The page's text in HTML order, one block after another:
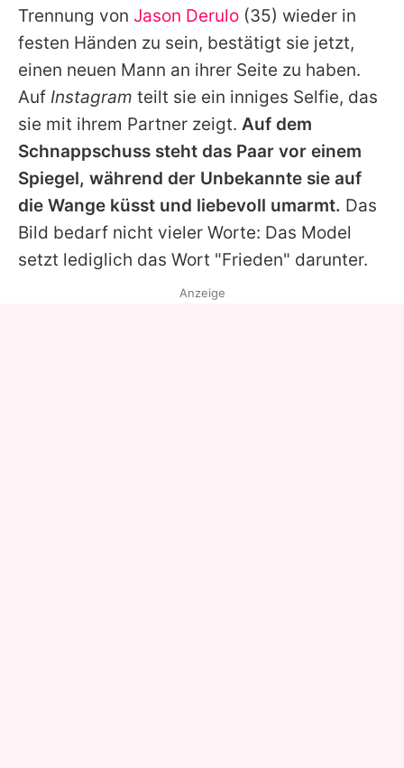
Jobs
App runterladen
Team
Redaktionelle Richtlinien
Impressum
Datenschutzerklärung
Nutzungsbedingungen
Utiq verwalten
Trennung von Jason Derulo (35) wieder in
festen Händen zu sein, bestätigt sie jetzt,
einen neuen Mann an ihrer Seite zu haben.
Auf Instagram teilt sie ein inniges Selfie, das
sie mit ihrem Partner zeigt. Auf dem
Schnappschuss steht das Paar vor einem
Spiegel, während der Unbekannte sie auf
die Wange küsst und liebevoll umarmt. Das
Bild bedarf nicht vieler Worte: Das Model
setzt lediglich das Wort "Frieden" darunter.
Anzeige